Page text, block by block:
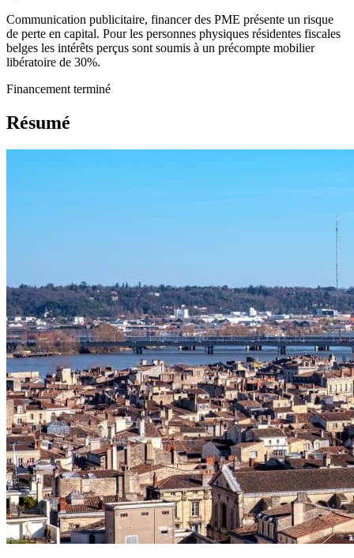
Communication publicitaire, financer des PME présente un risque
de perte en capital. Pour les personnes physiques résidentes fiscales
belges les intérêts perçus sont soumis à un précompte mobilier
libératoire de 30%.
Financement terminé
Résumé